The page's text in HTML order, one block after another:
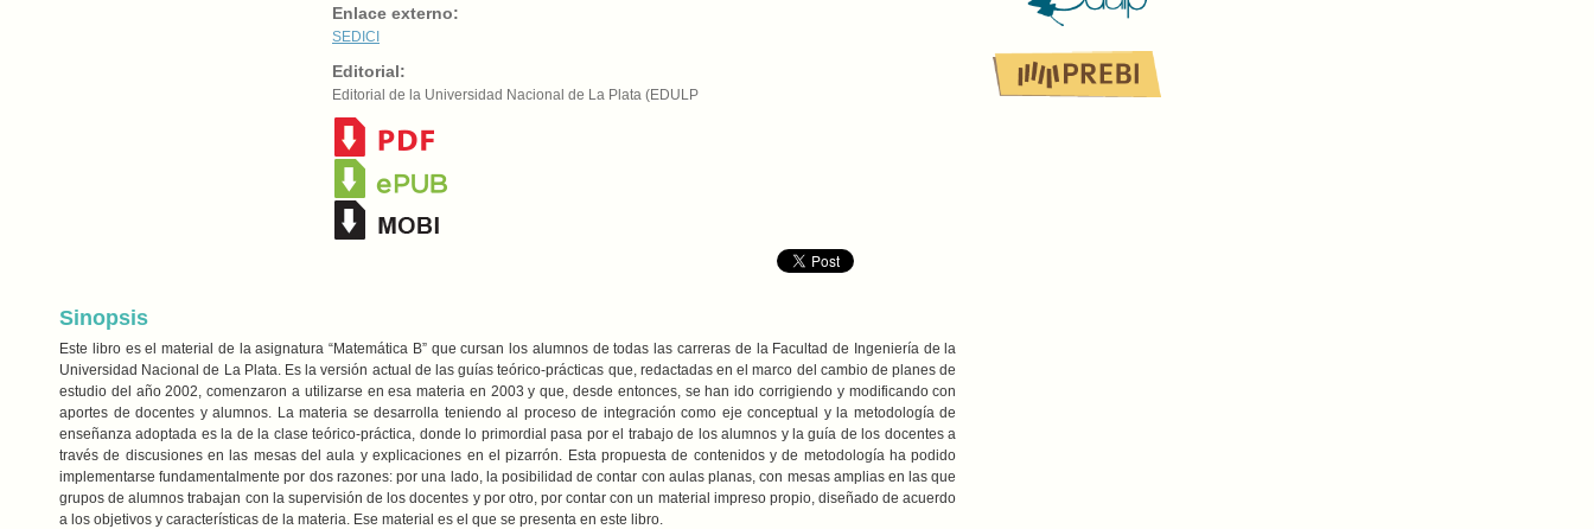
Enlace externo:
SEDICI
Editorial:
Editorial de la Universidad Nacional de La Plata (EDULP
Sinopsis
Este libro es el material de la asignatura “Matemática B” que cursan los alumnos de todas las carreras de la Facultad de Ingeniería de la
Universidad Nacional de La Plata. Es la versión actual de las guías teórico-prácticas que, redactadas en el marco del cambio de planes de
estudio del año 2002, comenzaron a utilizarse en esa materia en 2003 y que, desde entonces, se han ido corrigiendo y modificando con
aportes de docentes y alumnos. La materia se desarrolla teniendo al proceso de integración como eje conceptual y la metodología de
enseñanza adoptada es la de la clase teórico-práctica, donde lo primordial pasa por el trabajo de los alumnos y la guía de los docentes a
través de discusiones en las mesas del aula y explicaciones en el pizarrón. Esta propuesta de contenidos y de metodología ha podido
implementarse fundamentalmente por dos razones: por una lado, la posibilidad de contar con aulas planas, con mesas amplias en las que
grupos de alumnos trabajan con la supervisión de los docentes y por otro, por contar con un material impreso propio, diseñado de acuerdo
a los objetivos y características de la materia. Ese material es el que se presenta en este libro.